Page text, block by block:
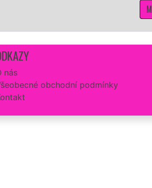
nás
obchodní podmínky